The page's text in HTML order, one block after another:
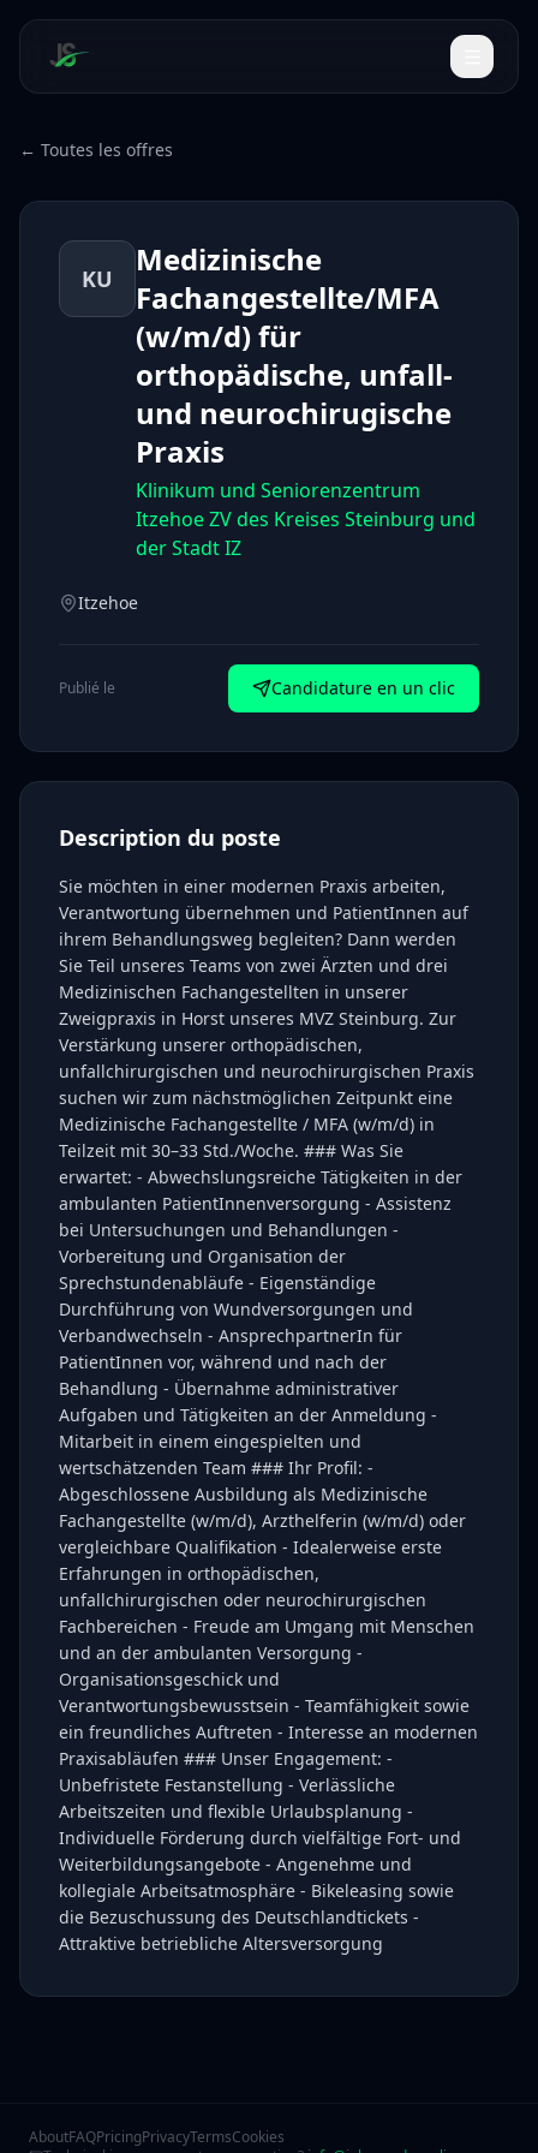
← Toutes les offres
KU
Medizinische
Fachangestellte/MFA
(w/m/d) für
orthopädische, unfall-
und neurochirugische
Praxis
Klinikum und Seniorenzentrum
Itzehoe ZV des Kreises Steinburg und
der Stadt IZ
Itzehoe
Publié le Candidature en un clic
Description du poste
Sie möchten in einer modernen Praxis arbeiten,
Verantwortung übernehmen und PatientInnen auf
ihrem Behandlungsweg begleiten? Dann werden
Sie Teil unseres Teams von zwei Ärzten und drei
Medizinischen Fachangestellten in unserer
Zweigpraxis in Horst unseres MVZ Steinburg. Zur
Verstärkung unserer orthopädischen,
unfallchirurgischen und neurochirurgischen Praxis
suchen wir zum nächstmöglichen Zeitpunkt eine
Medizinische Fachangestellte / MFA (w/m/d) in
Teilzeit mit 30–33 Std./Woche. ### Was Sie
erwartet: - Abwechslungsreiche Tätigkeiten in der
ambulanten PatientInnenversorgung - Assistenz
bei Untersuchungen und Behandlungen -
Vorbereitung und Organisation der
Sprechstundenabläufe - Eigenständige
Durchführung von Wundversorgungen und
Verbandwechseln - AnsprechpartnerIn für
PatientInnen vor, während und nach der
Behandlung - Übernahme administrativer
Aufgaben und Tätigkeiten an der Anmeldung -
Mitarbeit in einem eingespielten und
wertschätzenden Team ### Ihr Profil: -
Abgeschlossene Ausbildung als Medizinische
Fachangestellte (w/m/d), Arzthelferin (w/m/d) oder
vergleichbare Qualifikation - Idealerweise erste
Erfahrungen in orthopädischen,
unfallchirurgischen oder neurochirurgischen
Fachbereichen - Freude am Umgang mit Menschen
und an der ambulanten Versorgung -
Organisationsgeschick und
Verantwortungsbewusstsein - Teamfähigkeit sowie
ein freundliches Auftreten - Interesse an modernen
Praxisabläufen ### Unser Engagement: -
Unbefristete Festanstellung - Verlässliche
Arbeitszeiten und flexible Urlaubsplanung -
Individuelle Förderung durch vielfältige Fort- und
Weiterbildungsangebote - Angenehme und
kollegiale Arbeitsatmosphäre - Bikeleasing sowie
die Bezuschussung des Deutschlandtickets -
Attraktive betriebliche Altersversorgung
AboutFAQPricingPrivacyTermsCookies